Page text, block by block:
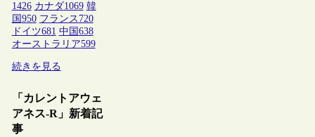
1426 カナダ1069 韓
国 950 フランス 720
ドイツ681 中国 638
オーストラリア599
続きを見る
「カレントアウェ
アネス-R」新着記
事